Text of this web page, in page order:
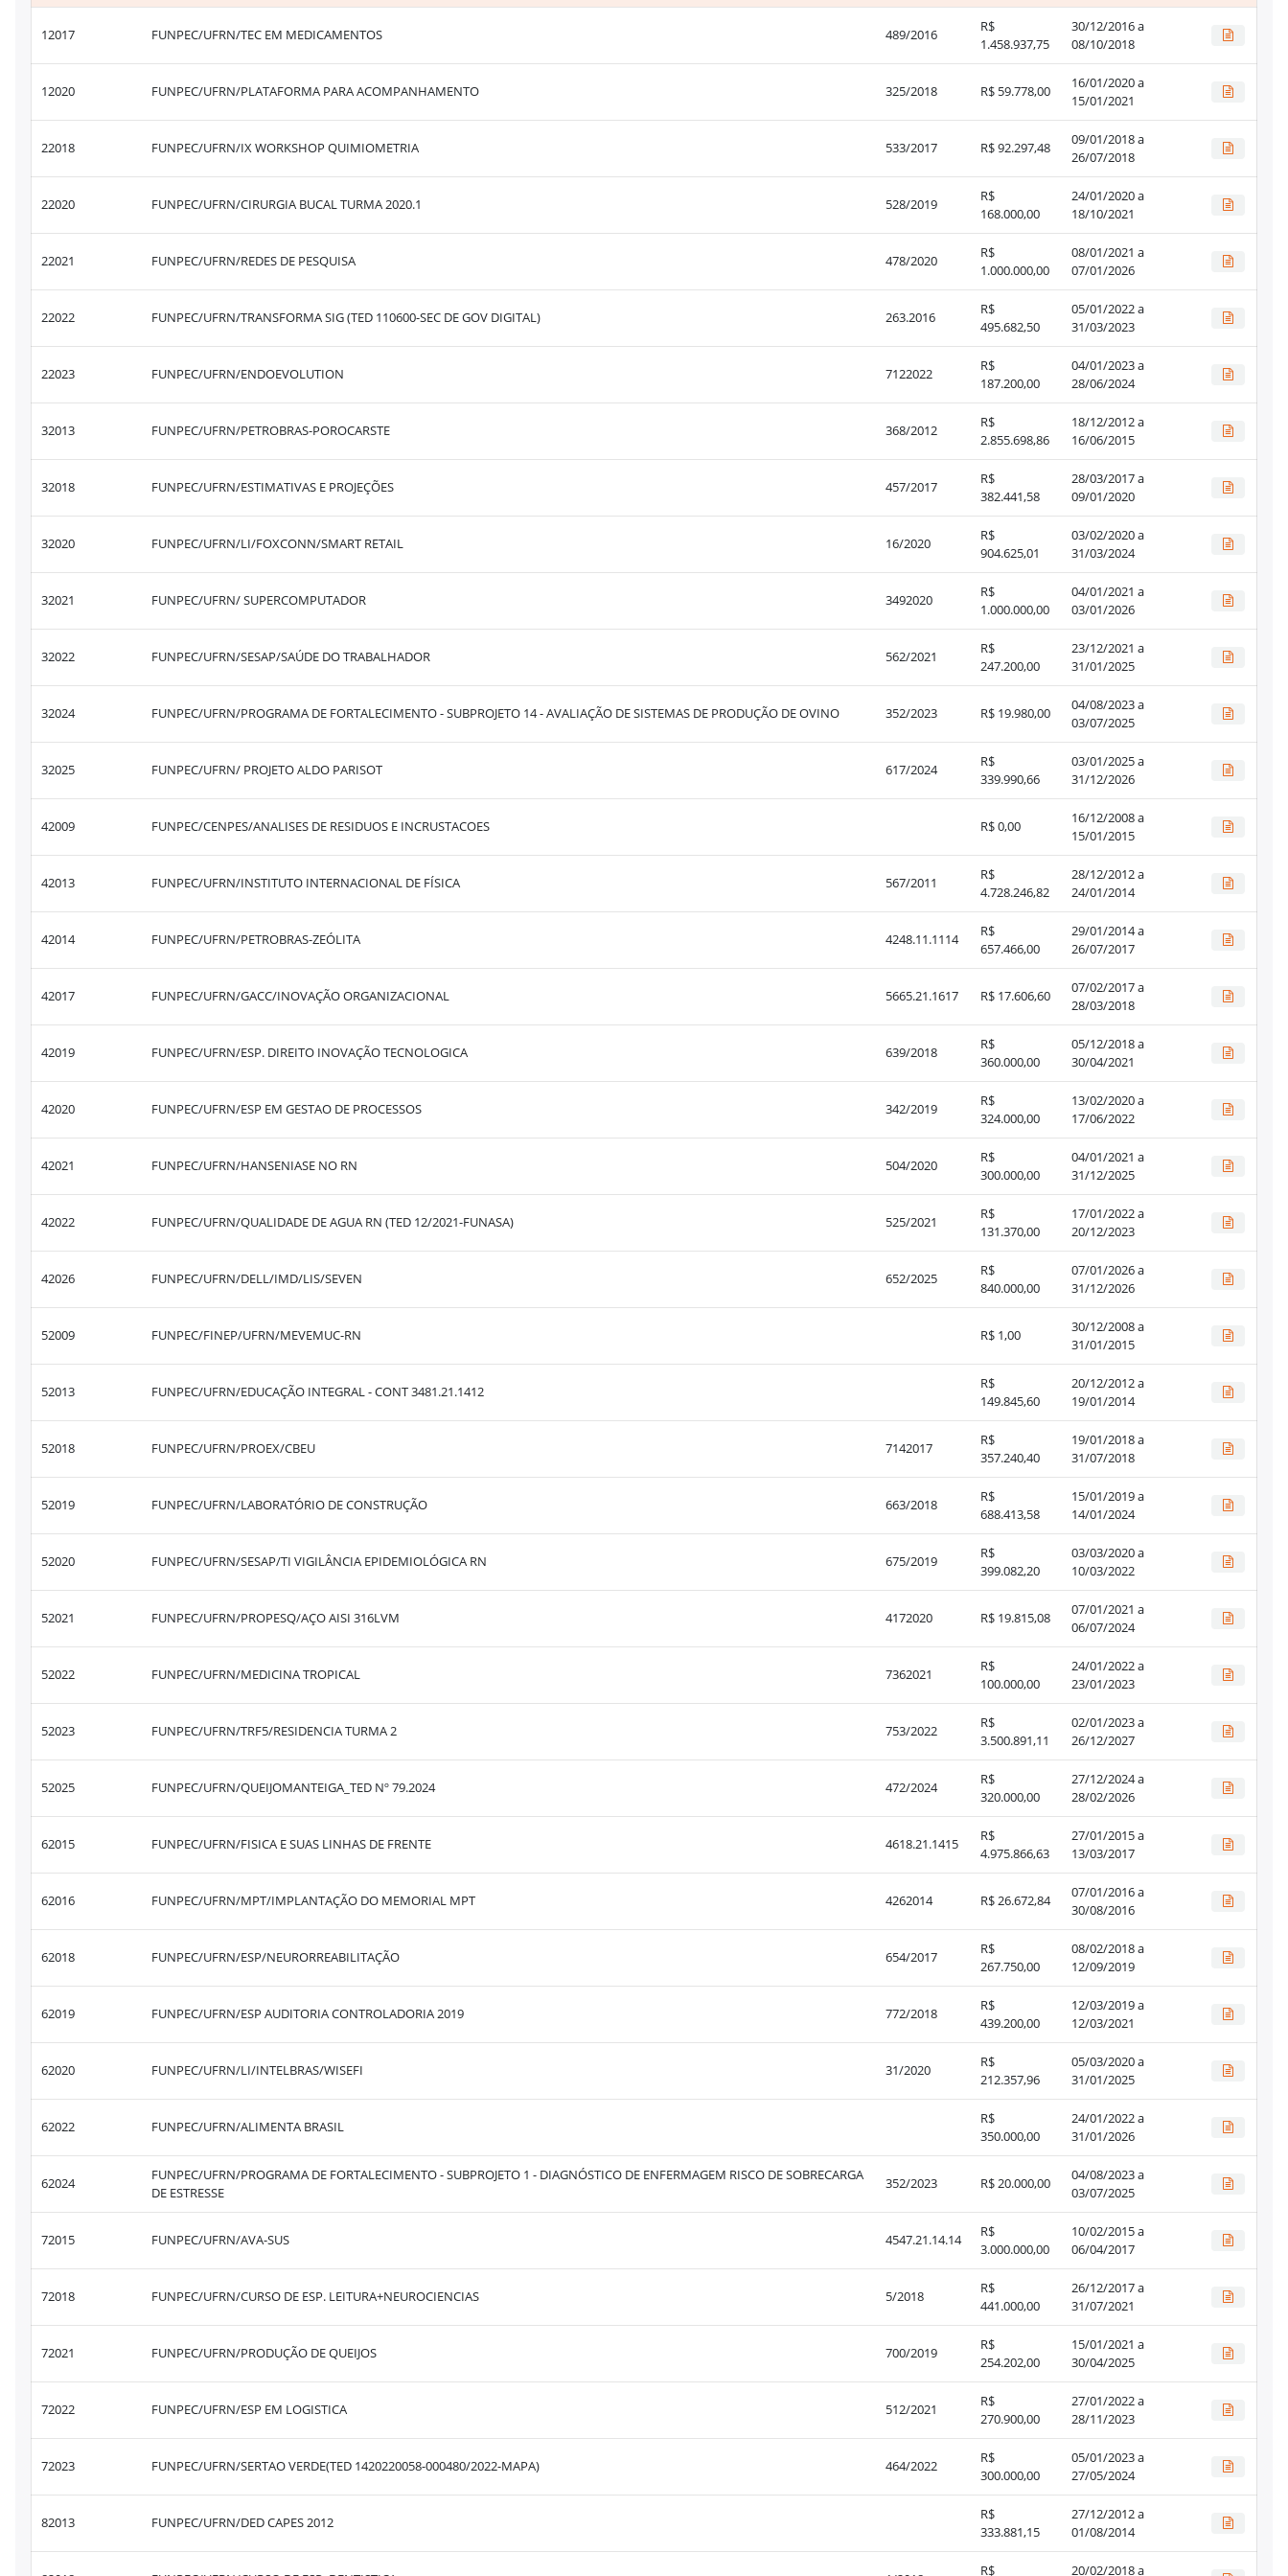
12017 FUNPEC/UFRN/TEC EM MEDICAMENTOS 489/2016
R$
1.458.937,75
30/12/2016 a
08/10/2018
12020 FUNPEC/UFRN/PLATAFORMA PARA ACOMPANHAMENTO 325/2018 R$ 59.778,00
16/01/2020 a
15/01/2021
22018 FUNPEC/UFRN/IX WORKSHOP QUIMIOMETRIA 533/2017 R$ 92.297,48
09/01/2018 a
26/07/2018
22020 FUNPEC/UFRN/CIRURGIA BUCAL TURMA 2020.1 528/2019
R$
168.000,00
24/01/2020 a
18/10/2021
22021 FUNPEC/UFRN/REDES DE PESQUISA 478/2020
R$
1.000.000,00
08/01/2021 a
07/01/2026
22022 FUNPEC/UFRN/TRANSFORMA SIG (TED 110600-SEC DE GOV DIGITAL) 263.2016
R$
495.682,50
05/01/2022 a
31/03/2023
22023 FUNPEC/UFRN/ENDOEVOLUTION 7122022
R$
187.200,00
04/01/2023 a
28/06/2024
32013 FUNPEC/UFRN/PETROBRAS-POROCARSTE 368/2012
R$
2.855.698,86
18/12/2012 a
16/06/2015
32018 FUNPEC/UFRN/ESTIMATIVAS E PROJEÇÕES 457/2017
R$
382.441,58
28/03/2017 a
09/01/2020
32020 FUNPEC/UFRN/LI/FOXCONN/SMART RETAIL 16/2020
R$
904.625,01
03/02/2020 a
31/03/2024
32021 FUNPEC/UFRN/ SUPERCOMPUTADOR 3492020
R$
1.000.000,00
04/01/2021 a
03/01/2026
32022 FUNPEC/UFRN/SESAP/SAÚDE DO TRABALHADOR 562/2021
R$
247.200,00
23/12/2021 a
31/01/2025
32024 FUNPEC/UFRN/PROGRAMA DE FORTALECIMENTO - SUBPROJETO 14 - AVALIAÇÃO DE SISTEMAS DE PRODUÇÃO DE OVINO 352/2023 R$ 19.980,00
04/08/2023 a
03/07/2025
32025 FUNPEC/UFRN/ PROJETO ALDO PARISOT 617/2024
R$
339.990,66
03/01/2025 a
31/12/2026
42009 FUNPEC/CENPES/ANALISES DE RESIDUOS E INCRUSTACOES R$ 0,00
16/12/2008 a
15/01/2015
42013 FUNPEC/UFRN/INSTITUTO INTERNACIONAL DE FÍSICA 567/2011
R$
4.728.246,82
28/12/2012 a
24/01/2014
42014 FUNPEC/UFRN/PETROBRAS-ZEÓLITA 4248.11.1114
R$
657.466,00
29/01/2014 a
26/07/2017
42017 FUNPEC/UFRN/GACC/INOVAÇÃO ORGANIZACIONAL 5665.21.1617 R$ 17.606,60
07/02/2017 a
28/03/2018
42019 FUNPEC/UFRN/ESP. DIREITO INOVAÇÃO TECNOLOGICA 639/2018
R$
360.000,00
05/12/2018 a
30/04/2021
42020 FUNPEC/UFRN/ESP EM GESTAO DE PROCESSOS 342/2019
R$
324.000,00
13/02/2020 a
17/06/2022
42021 FUNPEC/UFRN/HANSENIASE NO RN 504/2020
R$
300.000,00
04/01/2021 a
31/12/2025
42022 FUNPEC/UFRN/QUALIDADE DE AGUA RN (TED 12/2021-FUNASA) 525/2021
R$
131.370,00
17/01/2022 a
20/12/2023
42026 FUNPEC/UFRN/DELL/IMD/LIS/SEVEN 652/2025
R$
840.000,00
07/01/2026 a
31/12/2026
52009 FUNPEC/FINEP/UFRN/MEVEMUC-RN R$ 1,00
30/12/2008 a
31/01/2015
52013 FUNPEC/UFRN/EDUCAÇÃO INTEGRAL - CONT 3481.21.1412
R$
149.845,60
20/12/2012 a
19/01/2014
52018 FUNPEC/UFRN/PROEX/CBEU 7142017
R$
357.240,40
19/01/2018 a
31/07/2018
52019 FUNPEC/UFRN/LABORATÓRIO DE CONSTRUÇÃO 663/2018
R$
688.413,58
15/01/2019 a
14/01/2024
52020 FUNPEC/UFRN/SESAP/TI VIGILÂNCIA EPIDEMIOLÓGICA RN 675/2019
R$
399.082,20
03/03/2020 a
10/03/2022
52021 FUNPEC/UFRN/PROPESQ/AÇO AISI 316LVM 4172020 R$ 19.815,08
07/01/2021 a
06/07/2024
52022 FUNPEC/UFRN/MEDICINA TROPICAL 7362021
R$
100.000,00
24/01/2022 a
23/01/2023
52023 FUNPEC/UFRN/TRF5/RESIDENCIA TURMA 2 753/2022
R$
3.500.891,11
02/01/2023 a
26/12/2027
52025 FUNPEC/UFRN/QUEIJOMANTEIGA_TED Nº 79.2024 472/2024
R$
320.000,00
27/12/2024 a
28/02/2026
62015 FUNPEC/UFRN/FISICA E SUAS LINHAS DE FRENTE 4618.21.1415
R$
4.975.866,63
27/01/2015 a
13/03/2017
62016 FUNPEC/UFRN/MPT/IMPLANTAÇÃO DO MEMORIAL MPT 4262014 R$ 26.672,84
07/01/2016 a
30/08/2016
62018 FUNPEC/UFRN/ESP/NEURORREABILITAÇÃO 654/2017
R$
267.750,00
08/02/2018 a
12/09/2019
62019 FUNPEC/UFRN/ESP AUDITORIA CONTROLADORIA 2019 772/2018
R$
439.200,00
12/03/2019 a
12/03/2021
62020 FUNPEC/UFRN/LI/INTELBRAS/WISEFI 31/2020
R$
212.357,96
05/03/2020 a
31/01/2025
62022 FUNPEC/UFRN/ALIMENTA BRASIL
R$
350.000,00
24/01/2022 a
31/01/2026
62024
FUNPEC/UFRN/PROGRAMA DE FORTALECIMENTO - SUBPROJETO 1 - DIAGNÓSTICO DE ENFERMAGEM RISCO DE SOBRECARGA
DE ESTRESSE
352/2023 R$ 20.000,00
04/08/2023 a
03/07/2025
72015 FUNPEC/UFRN/AVA-SUS 4547.21.14.14
R$
3.000.000,00
10/02/2015 a
06/04/2017
72018 FUNPEC/UFRN/CURSO DE ESP. LEITURA+NEUROCIENCIAS 5/2018
R$
441.000,00
26/12/2017 a
31/07/2021
72021 FUNPEC/UFRN/PRODUÇÃO DE QUEIJOS 700/2019
R$
254.202,00
15/01/2021 a
30/04/2025
72022 FUNPEC/UFRN/ESP EM LOGISTICA 512/2021
R$
270.900,00
27/01/2022 a
28/11/2023
72023 FUNPEC/UFRN/SERTAO VERDE(TED 1420220058-000480/2022-MAPA) 464/2022
R$
300.000,00
05/01/2023 a
27/05/2024
82013 FUNPEC/UFRN/DED CAPES 2012
R$
333.881,15
27/12/2012 a
01/08/2014
R$ 20/02/2018 a